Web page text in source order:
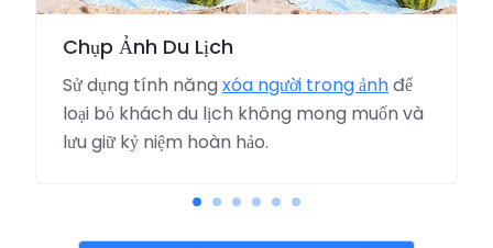
Chụp Ảnh Du Lịch
Sử dụng tính năng xóa người trong ảnhđể
loại bỏ khách du lịch không mong muốn và
lưu giữ kỷ niệm hoàn hảo.